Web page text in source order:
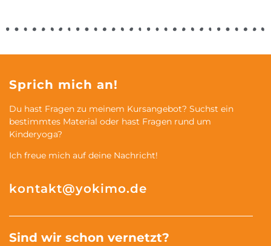
Sprich mich an!
Du hast Fragen zu meinem Kursangebot? Suchst ein
bestimmtes Material oder hast Fragen rund um
Kinderyoga?
Ich freue mich auf deine Nachricht!
kontakt@yokimo.de
Sind wir schon vernetzt?